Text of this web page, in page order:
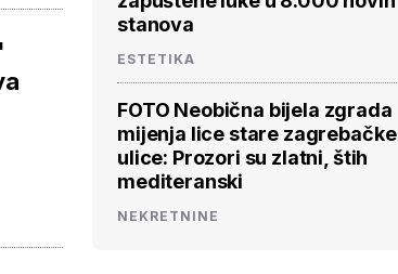
stanova
ESTETIKA
FOTO Neobična bijela zgrada
mijenja lice stare zagrebačke
ulice: Prozori su zlatni, štih
mediteranski
NEKRETNINE